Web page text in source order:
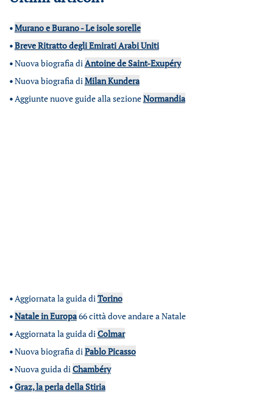
•Murano e Burano - Le isole sorelle
•Breve Ritratto degli Emirati Arabi Uniti
•Nuova biografia diAntoine de Saint-Exupéry
•Nuova biografia diMilan Kundera
•Aggiunte nuove guide alla sezioneNormandia
•Aggiornata la guida diTorino
•Natale in Europa66 città dove andare a Natale
•Aggiornata la guida diColmar
•Nuova biografia diPablo Picasso
•Nuova guida diChambéry
•Graz, la perla della Stiria